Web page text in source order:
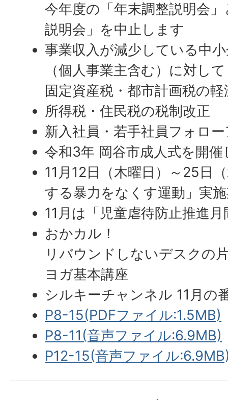
今年度の「年末調整説明会
説明会」を中止します
事業収入が減少している中
（個人事業主含む）に対して
固定資産税・都市計画税の
所得税・住民税の税制改正
新入社員・若手社員フォロ
令和3年 岡谷市成人式を開催
11月12日（木曜日）～25日
する暴力をなくす運動」実
11月は「児童虐待防止推進
おかカル！
リバウンドしないデスクの
ヨガ基本講座
シルキーチャンネル 11月の
P8-15(PDFファイル:1.5MB)
P8-11(音声ファイル:6.9MB)
P12-15(音声ファイル